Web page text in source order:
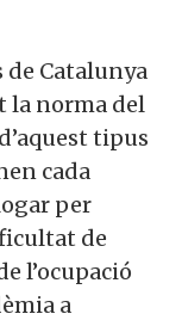
de Catalunya
la norma del
tipus
cada
per
de
l’ocupació
a